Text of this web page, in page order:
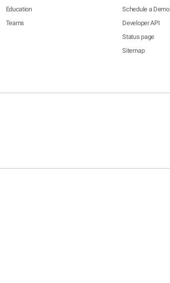
Education
Teams
Schedule a Demo
Developer API
Status page
Sitemap